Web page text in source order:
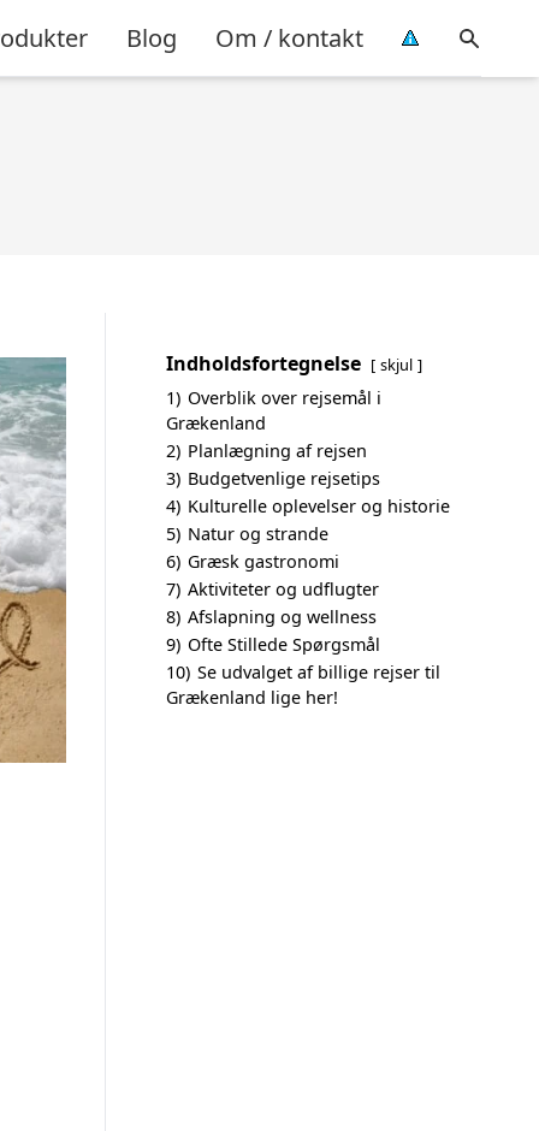
Blog Om / kontakt
Indholdsfortegnelse skjul
1) Overblik over rejsemål i
Grækenland
2) Planlægning af rejsen
3) Budgetvenlige rejsetips
4) Kulturelle oplevelser og historie
5) Natur og strande
6) Græsk gastronomi
7) Aktiviteter og udflugter
8) Afslapning og wellness
9) Ofte Stillede Spørgsmål
10) Se udvalget af billige rejser til
Grækenland lige her!